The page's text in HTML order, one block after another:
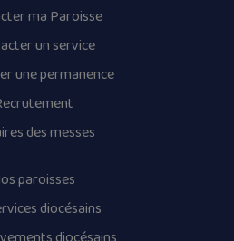
ma Paroisse
un service
une permanence
des messes
paroisses
diocésains